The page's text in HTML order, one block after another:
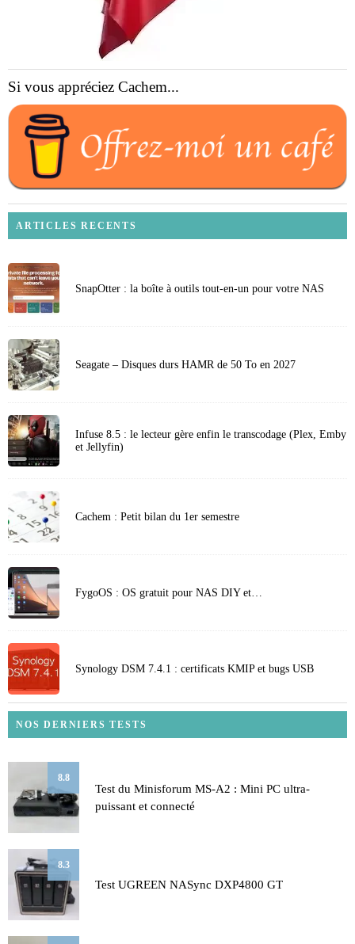
Si vous appréciez Cachem...
ARTICLES RECENTS
SnapOtter : la boîte à outils tout-en-un pour votre NAS
Seagate – Disques durs HAMR de 50 To en 2027
Infuse 8.5 : le lecteur gère enfin le transcodage (Plex, Emby
et Jellyfin)
Cachem : Petit bilan du 1er semestre
FygoOS : OS gratuit pour NAS DIY et…
Synology DSM 7.4.1 : certificats KMIP et bugs USB
NOS DERNIERS TESTS
8.8
Test du Minisforum MS-A2 : Mini PC ultra-
puissant et connecté
8.3
Test UGREEN NASync DXP4800 GT